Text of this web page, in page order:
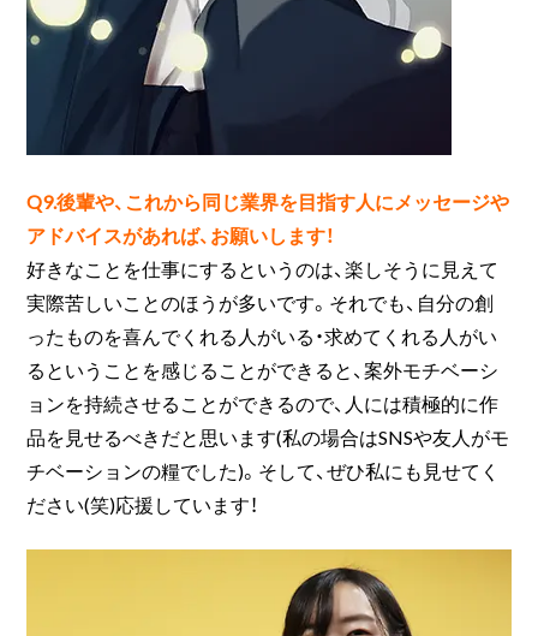
Q9.後輩や、これから同じ業界を目指す人にメッセージや
アドバイスがあれば、お願いします！
好きなことを仕事にするというのは、楽しそうに見えて
実際苦しいことのほうが多いです。それでも、自分の創
ったものを喜んでくれる人がいる・求めてくれる人がい
るということを感じることができると、案外モチベーシ
ョンを持続させることができるので、人には積極的に作
品を見せるべきだと思います(私の場合はSNSや友人がモ
チベーションの糧でした)。そして、ぜひ私にも見せてく
ださい(笑)応援しています！